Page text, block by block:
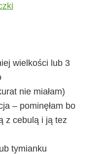
wielkości lub 3
nie miałam)
– pominęłam bo
z cebulą i ją tez
tymianku